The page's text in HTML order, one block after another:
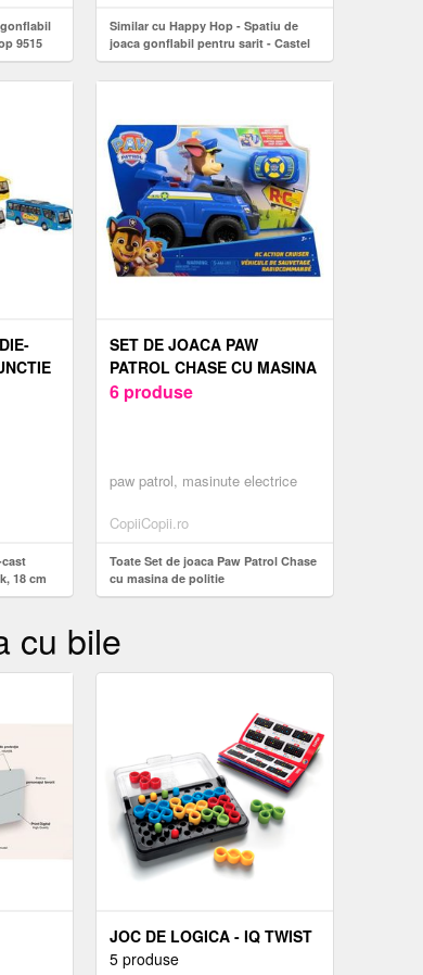
9515
Similar cu Happy Hop - Spatiu de
joaca gonflabil pentru sarit - Castel
cu loc de joaca cu bile
18 cm
SET DE JOACA PAW
PATROL CHASE CU MASINA
DE POLITIE
6 produse
paw patrol, masinute electrice
CopiiCopii.ro
Toate Set de joaca Paw Patrol Chase
cu masina de politie
cu bile
2-6
JOC DE LOGICA - IQ TWIST
| SMART GAMES
5 produse